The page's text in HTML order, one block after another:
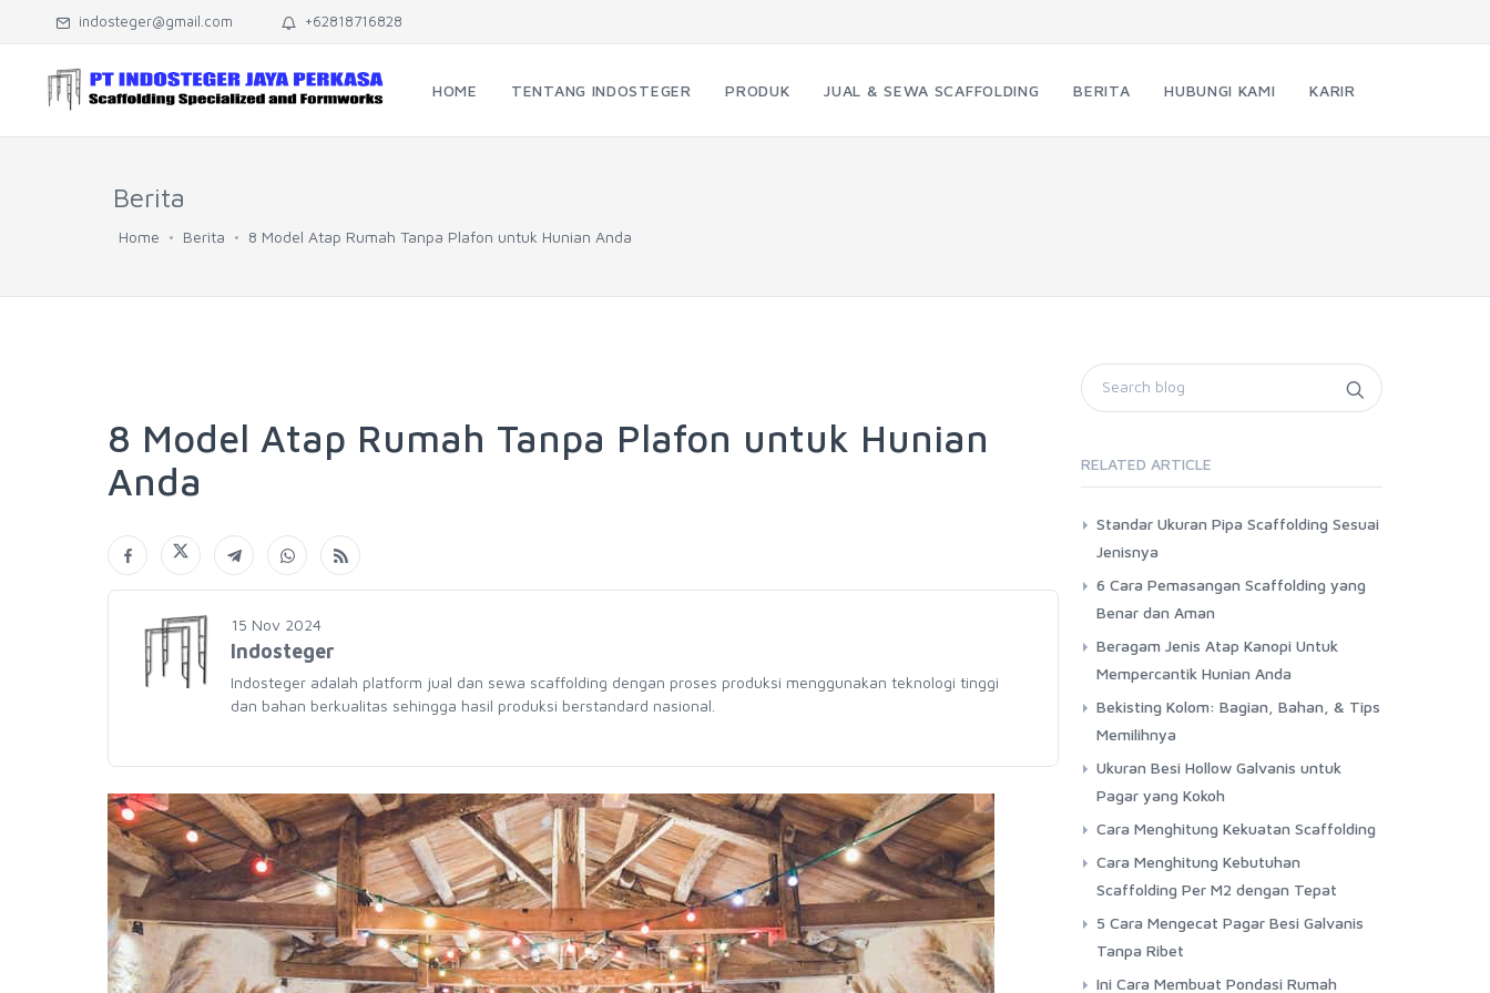
indosteger@gmail.com +62818716828
HOME TENTANG INDOSTEGER PRODUK JUAL & SEWA SCAFFOLDING BERITA HUBUNGI KAMI KARIR
Berita
Home Berita 8 Model Atap Rumah Tanpa Plafon untuk Hunian Anda
8 Model Atap Rumah Tanpa Plafon untuk Hunian
Anda
15 Nov 2024
Indosteger
Indosteger adalah platform jual dan sewa scaffolding dengan proses produksi menggunakan teknologi tinggi
dan bahan berkualitas sehingga hasil produksi berstandard nasional.
RELATED ARTICLE
Standar Ukuran Pipa Scaffolding Sesuai
Jenisnya
6 Cara Pemasangan Scaffolding yang
Benar dan Aman
Beragam Jenis Atap Kanopi Untuk
Mempercantik Hunian Anda
Bekisting Kolom: Bagian, Bahan, & Tips
Memilihnya
Ukuran Besi Hollow Galvanis untuk
Pagar yang Kokoh
Cara Menghitung Kekuatan Scaffolding
Cara Menghitung Kebutuhan
Scaffolding Per M2 dengan Tepat
5 Cara Mengecat Pagar Besi Galvanis
Tanpa Ribet
Ini Cara Membuat Pondasi Rumah